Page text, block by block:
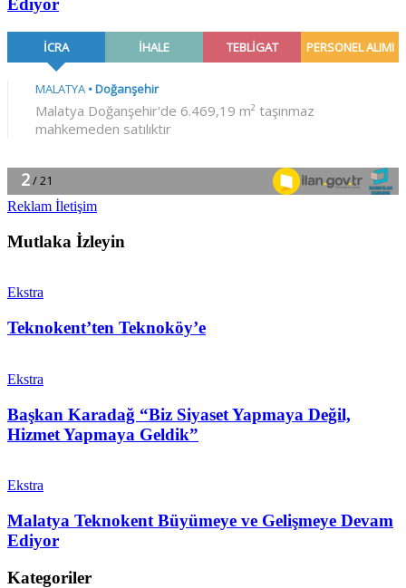
Ediyor
Reklam İletişim
Mutlaka İzleyin
Ekstra
Teknokent’ten Teknoköy’e
Ekstra
Başkan Karadağ “Biz Siyaset Yapmaya Değil,
Hizmet Yapmaya Geldik”
Ekstra
Malatya Teknokent Büyümeye ve Gelişmeye Devam
Ediyor
Kategoriler